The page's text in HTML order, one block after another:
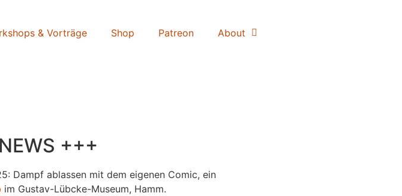
& Vorträge Shop Patreon About
+++
Dampf ablassen mit dem eigenen Comic, ein
im Gustav-Lübcke-Museum, Hamm.